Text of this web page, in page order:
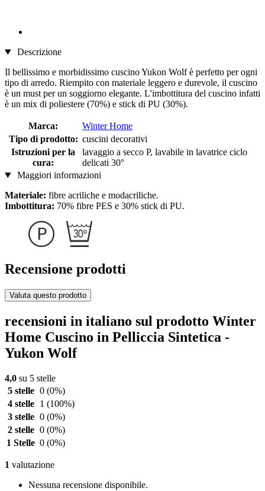
Descrizione
Il bellissimo e morbidissimo cuscino Yukon Wolf è perfetto per ogni
tipo di arredo. Riempito con materiale leggero e durevole, il cuscino
è un must per un soggiorno elegante. L'imbottitura del cuscino infatti
è un mix di poliestere (70%) e stick di PU (30%).
Marca:
Winter Home
Tipo di prodotto: cuscini decorativi
Istruzioni per la
cura:
lavaggio a secco P, lavabile in lavatrice ciclo
delicati 30°
Maggiori informazioni
Materiale: fibre acriliche e modacriliche.
Imbottitura: 70% fibre PES e 30% stick di PU.
Recensione prodotti
Valuta questo prodotto
recensioni in italiano sul prodotto Winter
Home Cuscino in Pelliccia Sintetica -
Yukon Wolf
4,0 su 5 stelle
5 stelle 0 (0%)
4 stelle
1 (100%)
3 stelle 0 (0%)
2 stelle 0 (0%)
1 Stelle 0 (0%)
1 valutazione
Nessuna recensione disponibile.